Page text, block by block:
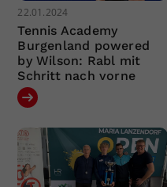
22.01.2024
Tennis Academy
Burgenland powered
by Wilson: Rabl mit
Schritt nach vorne